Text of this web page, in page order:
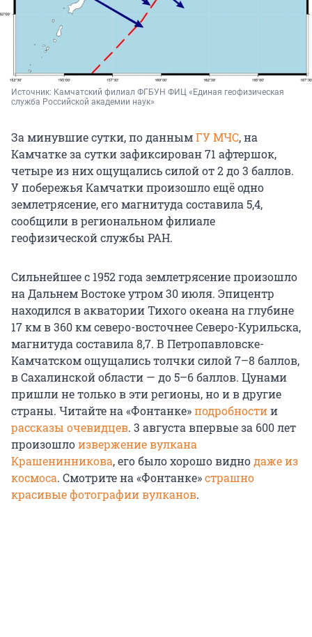
Источник: Камчатский филиал ФГБУН ФИЦ «Единая геофизическая
служба Российской академии наук»
За минувшие сутки, по даннымГУ МЧС, на
Камчатке за сутки зафиксирован 71 афтершок,
четыре из них ощущались силой от 2 до 3 баллов.
У побережья Камчатки произошло ещё одно
землетрясение, его магнитуда составила 5,4,
сообщили в региональном филиале
геофизической службы РАН.
Сильнейшее с 1952 года землетрясение произошло
на Дальнем Востоке утром 30 июля. Эпицентр
находился в акватории Тихого океана на глубине
17 км в 360 км северо-восточнее Северо-Курильска,
магнитуда составила 8,7. В Петропавловске-
Камчатском ощущались толчки силой 7–8 баллов,
в Сахалинской области — до 5–6 баллов. Цунами
пришли не только в эти регионы, но и в другие
страны. Читайте на «Фонтанке»подробностии
рассказы очевидцев. 3 августа впервые за 600 лет
произошлоизвержение вулкана
Крашенинникова, его было хорошо виднодаже из
космоса. Смотрите на «Фонтанке»страшно
красивые фотографии вулканов.